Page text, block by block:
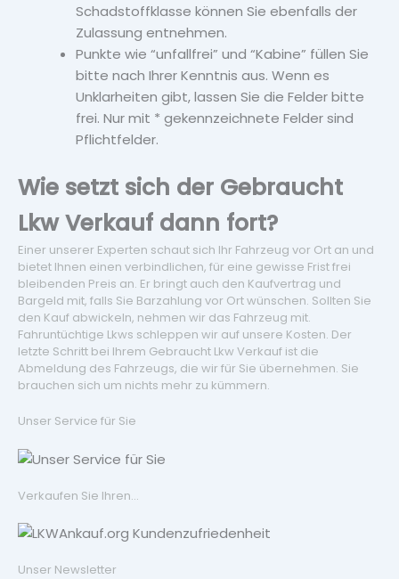
Schadstoffklasse können Sie ebenfalls der
Zulassung entnehmen.
Punkte wie “unfallfrei” und “Kabine” füllen Sie
bitte nach Ihrer Kenntnis aus. Wenn es
Unklarheiten gibt, lassen Sie die Felder bitte
frei. Nur mit * gekennzeichnete Felder sind
Pflichtfelder.
Wie setzt sich der Gebraucht
Lkw Verkauf dann fort?
Einer unserer Experten schaut sich Ihr Fahrzeug vor Ort an und
bietet Ihnen einen verbindlichen, für eine gewisse Frist frei
bleibenden Preis an. Er bringt auch den Kaufvertrag und
Bargeld mit, falls Sie Barzahlung vor Ort wünschen. Sollten Sie
den Kauf abwickeln, nehmen wir das Fahrzeug mit.
Fahruntüchtige Lkws schleppen wir auf unsere Kosten. Der
letzte Schritt bei Ihrem Gebraucht Lkw Verkauf ist die
Abmeldung des Fahrzeugs, die wir für Sie übernehmen. Sie
brauchen sich um nichts mehr zu kümmern.
Unser Service für Sie
Verkaufen Sie Ihren...
Unser Newsletter